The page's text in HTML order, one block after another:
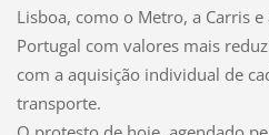
Lisboa, como o Metro, a Carris e
Portugal com valores mais
com a aquisição individual de
transporte.